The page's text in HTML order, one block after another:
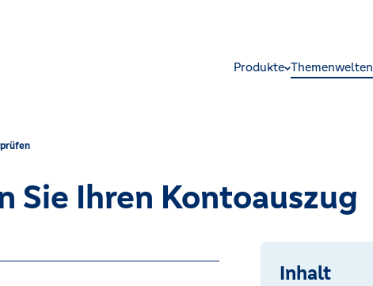
Produkte Themenwelten
Sie Ihren Kontoauszug
Inhalt